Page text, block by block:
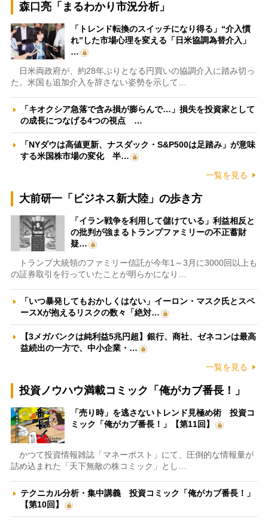
森口亮「まるわかり市況分析」
「トレンド転換のスイッチになり得る」“介入慣
れ”した市場心理を変える「日米協調為替介入」
…
日米両政府が、約28年ぶりとなる円買いの協調介入に踏み切っ
た。米国も追加介入を辞さない姿勢を示して…
「キオクシア急落で含み損が膨らんで…」損失を投資家として
の成長につなげる4つの視点 …
「NYダウは高値更新、ナスダック・S&P500は足踏み」が意味
する米国株市場の変化 半…
一覧を見る
大前研一「ビジネス新大陸」の歩き方
「イラン戦争を利用して儲けている」利益相反と
の批判が強まるトランプファミリーの不正蓄財
疑…
トランプ大統領のファミリー信託が今年1～3月に3000回以上も
の証券取引を行っていたことが明らかになり…
「いつ暴発してもおかしくはない」イーロン・マスク氏とスペ
ースXが抱えるリスクの数々「絶対…
【3メガバンクは純利益5兆円超】銀行、商社、ゼネコンは最高
益続出の一方で、中小企業・…
一覧を見る
投資ノウハウ満載コミック「俺がカブ番長！」
「売り時」を逃さないトレンド見極め術 投資コ
ミック「俺がカブ番長！」【第11回】
かつて投資情報雑誌「マネーポスト」にて、圧倒的な情報量が
詰め込まれた「天下無敵の株コミック」とし…
テクニカル分析・集中講義 投資コミック「俺がカブ番長！」
【第10回】